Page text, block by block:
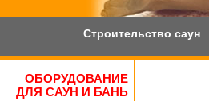
Строительство саун
ОБОРУДОВАНИЕ
ДЛЯ САУН И БАНЬ